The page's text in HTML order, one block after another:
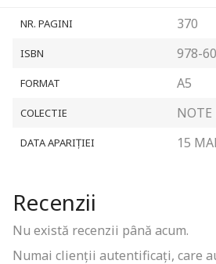
NR. PAGINI 370
ISBN 978-
FORMAT A5
COLECTIE NOTE
DATA APARIȚIEI 15
Recenzii
Nu există recenzii până acum.
Numai clienții autentificați, care